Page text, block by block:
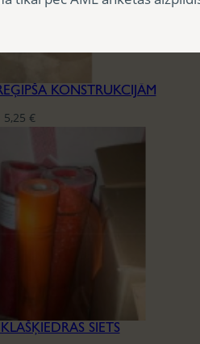
KONSTRUKCIJĀM
5,25 €
SIETS